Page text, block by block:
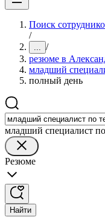
Поиск
/
... /
резюме в
младший
полный день
младший специалист
Резюме
Найти